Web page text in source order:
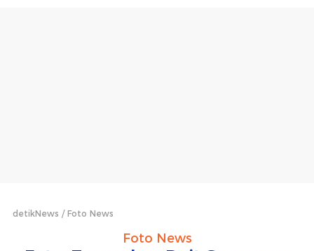
detikNews Foto News
Foto News